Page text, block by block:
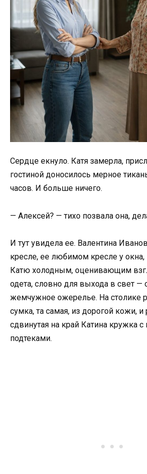
Сердце екнуло. Катя замерла,
гостиной доносилось мерное
часов. И больше ничего.
— Алексей? — тихо позвала она,
И тут увидела ее. Валентина
кресле, ее любимом кресле у окна,
Катю холодным, оценивающим
одета, словно для выхода в свет —
жемчужное ожерелье. На столике
сумка, та самая, из дорогой кожи,
сдвинутая на край Катина кружка
подтеками.